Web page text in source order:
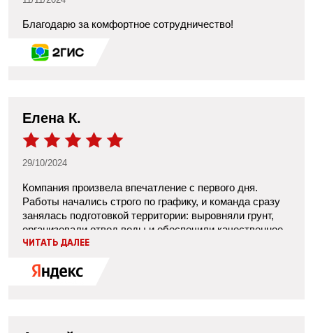
Благодарю за комфортное сотрудничество!
Елена К.
29/10/2024
Компания произвела впечатление с первого дня.
Работы начались строго по графику, и команда сразу
занялась подготовкой территории: выровняли грунт,
организовали отвод воды и обеспечили качественное
уплотнение основания. Когда приступили к укладке
современную технику, что повысило точность и
ЧИТАТЬ ДАЛЕЕ